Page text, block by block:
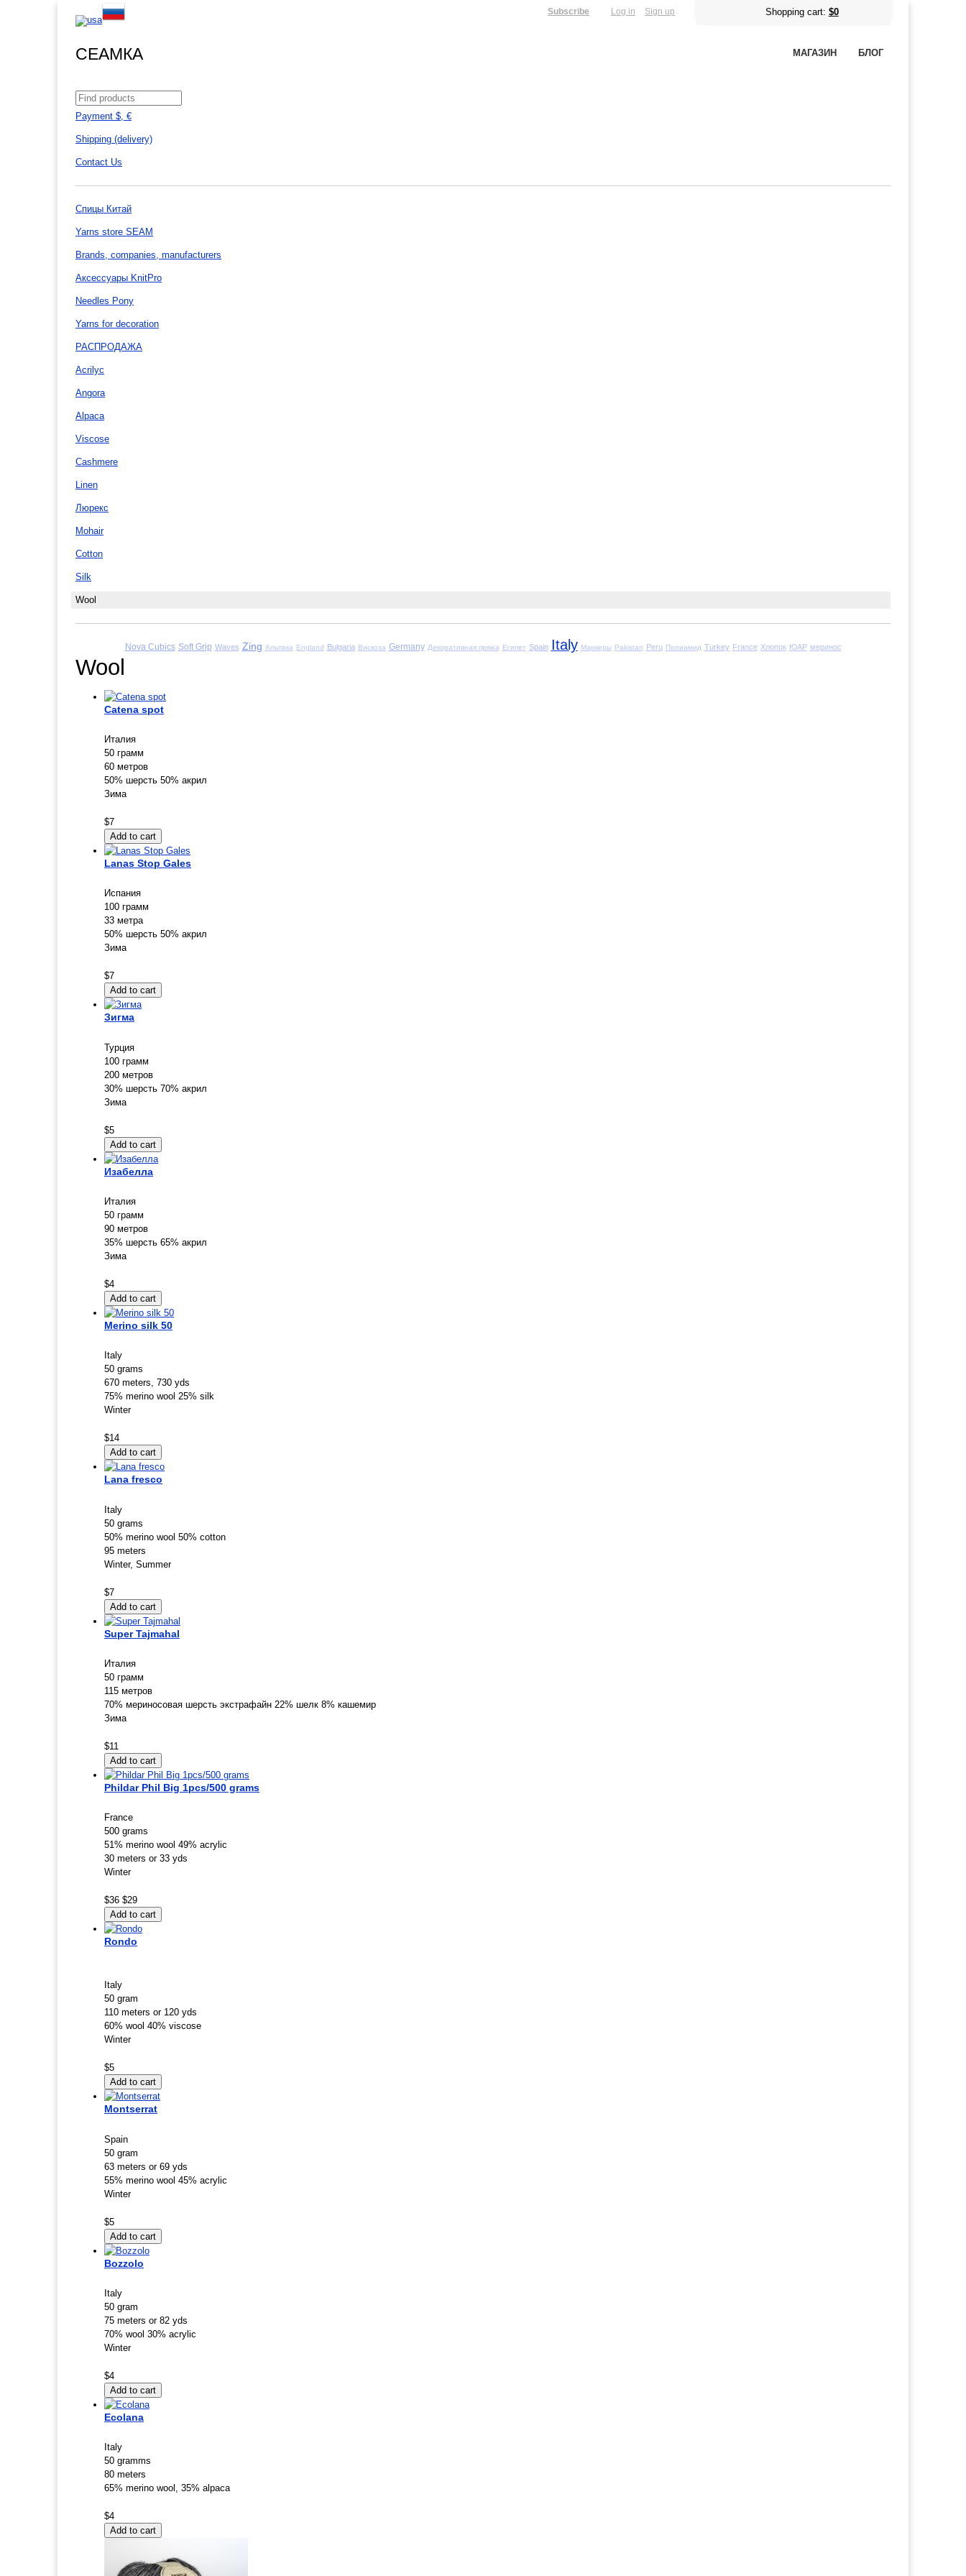
Shopping cart: $0
Log in Sign up
Subscribe
СЕАМКА МАГАЗИН БЛОГ
Payment $, €
Shipping (delivery)
Contact Us
Спицы Китай
Yarns store SEAM
Brands, companies, manufacturers
Аксессуары KnitPro
Needles Pony
Yarns for decoration
РАСПРОДАЖА
Acrilyc
Angora
Alpaca
Viscose
Cashmere
Linen
Люрекс
Mohair
Cotton
Silk
Wool
Nova Cubics Soft Grip Waves Zing Альпака England Bulgaria Вискоза Germany Декоративная пряжа Египет Spain Italy Маркеры Pakistan Peru Полиамид Turkey France Хлопок ЮАР меринос
Wool
Catena spot
Италия
50 грамм
60 метров
50% шерсть 50% акрил
Зима
$7
Lanas Stop Gales
Испания
100 грамм
33 метра
50% шерсть 50% акрил
Зима
$7
Зигма
Турция
100 грамм
200 метров
30% шерсть 70% акрил
Зима
$5
Изабелла
Италия
50 грамм
90 метров
35% шерсть 65% акрил
Зима
$4
Merino silk 50
Italy
50 grams
670 meters, 730 yds
75% merino wool 25% silk
Winter
$14
Lana fresco
Italy
50 grams
50% merino wool 50% cotton
95 meters
Winter, Summer
$7
Super Tajmahal
Италия
50 грамм
115 метров
70% мериносовая шерсть экстрафайн 22% шелк 8% кашемир
Зима
$11
Phildar Phil Big 1pcs/500 grams
France
500 grams
51% merino wool 49% acrylic
30 meters or 33 yds
Winter
$36 $29
Rondo
Italy
50 gram
110 meters or 120 yds
60% wool 40% viscose
Winter
$5
Montserrat
Spain
50 gram
63 meters or 69 yds
55% merino wool 45% acrylic
Winter
$5
Bozzolo
Italy
50 gram
75 meters or 82 yds
70% wool 30% acrylic
Winter
$4
Ecolana
Italy
50 gramms
80 meters
65% merino wool, 35% alpaca
$4